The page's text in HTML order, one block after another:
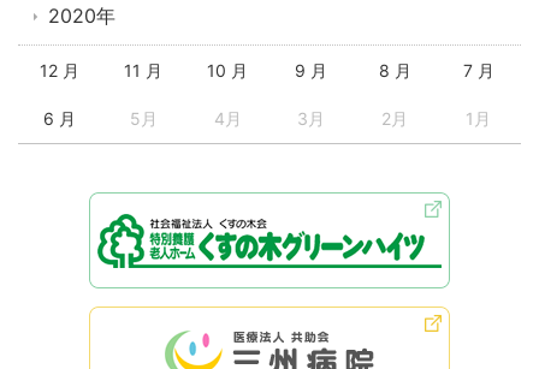
2020年
12 月 11 月 10 月 9 月 8 月 7 月
6 月 5月 4月 3月 2月 1月